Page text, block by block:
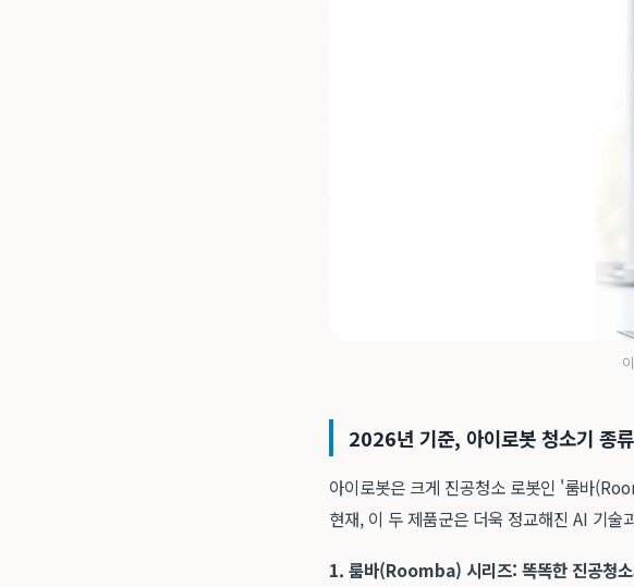
2026년 기준, 아이로봇 청소기 종
아이로봇은 크게 진공청소 로봇인 '룸바
현재, 이 두 제품군은 더욱 정교해진 AI 기
1. 룸바(Roomba) 시리즈: 똑똑한 진공청